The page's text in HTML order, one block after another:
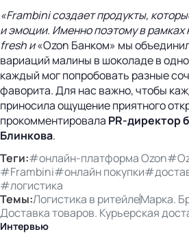
«Frambini создает продукты,
и эмоции. Именно поэтому в рамках
fresh и«Ozon Банком» мы
вариаций малины в шоколаде в
каждый мог попробовать разные
фаворита. Для нас важно, чтобы
приносила ощущение приятного
прокомментировала PR-директор
Блинкова.
Теги:#онлайн-платформа Ozon
#Frambini#онлайн покупки
#логистика
Темы:Логистика в ритейлеМарка.
Доставка товаров. Курьерская
Интервью